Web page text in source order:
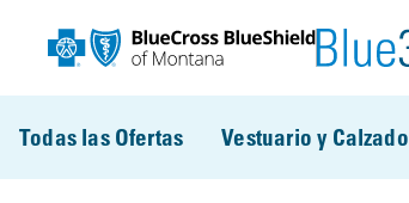
Todas las Ofertas Vestuario y Calzado